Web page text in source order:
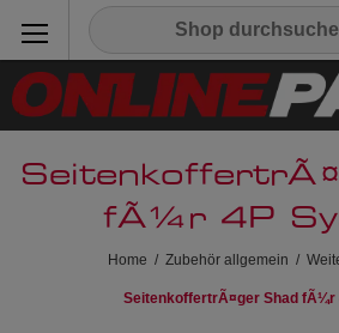
fÃ¼r 4P
Home / Zubehör allgemein /
SeitenkoffertrÃ¤ger Shad fÃ¼r